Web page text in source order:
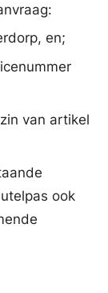
en;
van artikel
ook